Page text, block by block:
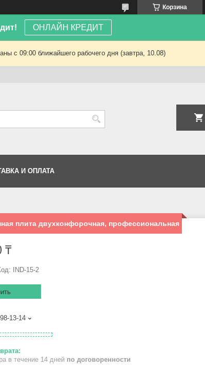
Корзина
ОНЛАЙН КРЕДИТ
с 09:00 ближайшего рабочего дня (завтра, 10.08)
И ОПЛАТА
плита двухконфорочная, профессиональная
₸
IND-15-2
13-14
в течение 14 дней по договоренности